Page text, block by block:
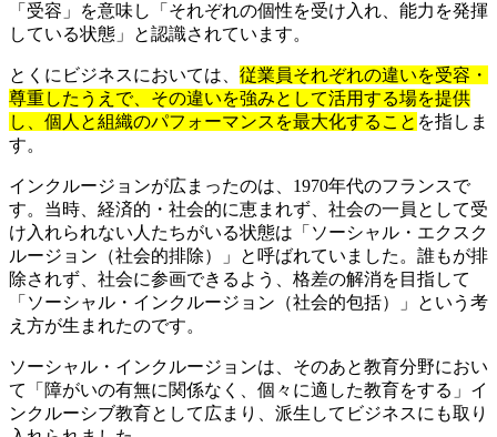
「受容」を意味し「それぞれの個性を受け入れ、能力を発揮
している状態」と認識されています。
とくにビジネスにおいては、 従業員それぞれの違いを受容・
尊重したうえで、その違いを強みとして活用する場を提供
し、個人と組織のパフォーマンスを最大化すること を指しま
す。
インクルージョンが広まったのは、1970年代のフランスで
す。当時、経済的・社会的に恵まれず、社会の一員として受
け入れられない人たちがいる状態は「ソーシャル・エクスク
ルージョン（社会的排除）」と呼ばれていました。誰もが排
除されず、社会に参画できるよう、格差の解消を目指して
「ソーシャル・インクルージョン（社会的包括）」という考
え方が生まれたのです。
ソーシャル・インクルージョンは、そのあと教育分野におい
て「障がいの有無に関係なく、個々に適した教育をする」イ
ンクルーシブ教育として広まり、派生してビジネスにも取り